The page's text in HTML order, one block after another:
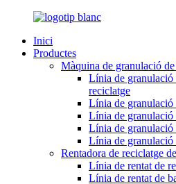
Inici
Productes
Màquina de granulació
Línia de granulació
reciclatge
Línia de granulació
Línia de granulació
Línia de granulació
Línia de granulació
Rentadora de reciclatge
Línia de rentat de
Línia de rentat de